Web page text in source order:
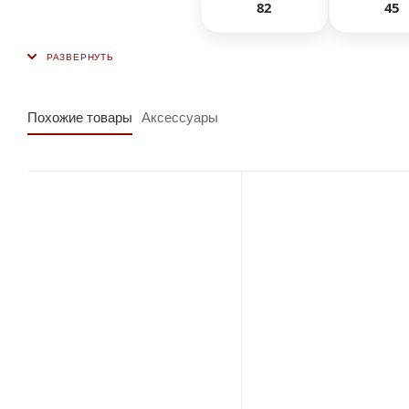
82
45
Похожие товары Аксессуары